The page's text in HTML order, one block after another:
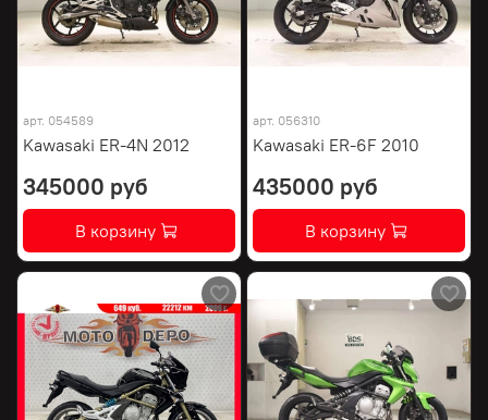
арт. 054589
Kawasaki ER-4N 2012
345000 руб
В корзину
арт. 056310
Kawasaki ER-6F 2010
435000 руб
В корзину